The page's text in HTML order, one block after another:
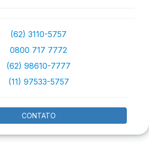
(62) 3110-5757
0800 717 7772
(62) 98610-7777
(11) 97533-5757
CONTATO